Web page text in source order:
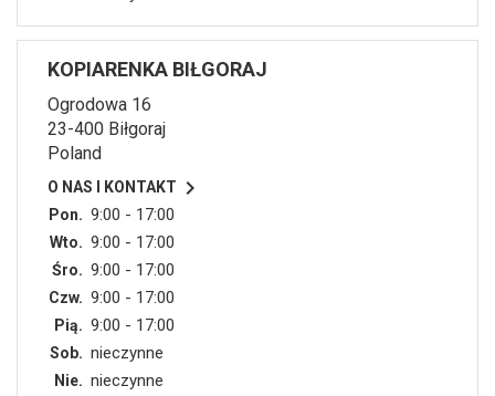
KOPIARENKA BIŁGORAJ
Ogrodowa 16
23-400 Biłgoraj
Poland
O NAS I KONTAKT 
Pon. 9:00 - 17:00
Wto. 9:00 - 17:00
Śro. 9:00 - 17:00
Czw. 9:00 - 17:00
Pią. 9:00 - 17:00
Sob. nieczynne
Nie. nieczynne